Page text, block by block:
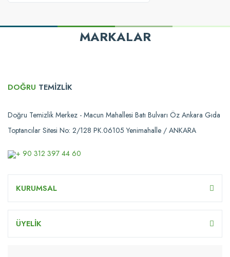
MARKALAR
DOĞRU TEMİZLİK
Doğru Temizlik Merkez - Macun Mahallesi Batı Bulvarı Öz Ankara Gıda
Toptancılar Sitesi No: 2/128 PK.06105 Yenimahalle / ANKARA
+ 90 312 397 44 60
KURUMSAL
ÜYELİK